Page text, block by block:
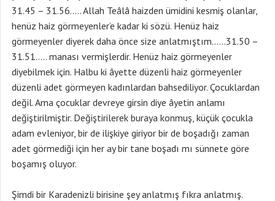
31.45 – 31.56….. Allah Teâlâ haizden ümidini kesmiş olanlar,
henüz haiz görmeyenler’e kadar ki sözü. Henüz haiz
görmeyenler diyerek daha önce size anlatmıştım……31.50 –
31.51….. manası vermişlerdir. Henüz haiz görmeyenler
diyebilmek için. Halbu ki âyette düzenli haiz görmeyenler
düzenli adet görmeyen kadınlardan bahsediliyor. Çocuklardan
değil. Ama çocuklar devreye girsin diye âyetin anlamı
değiştirilmiştir. Değiştirilerek buraya konmuş, küçük çocukla
adam evleniyor, bir de ilişkiye giriyor bir de boşadığı zaman
adet görmediği için her ay bir tane boşadı mı sünnete göre
boşamış oluyor.
Şimdi bir Karadenizli birisine şey anlatmış fıkra anlatmış.